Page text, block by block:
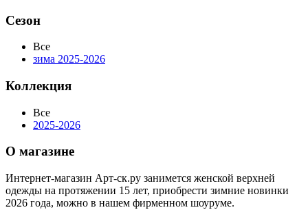
Сезон
Все
зима 2025-2026
Коллекция
Все
2025-2026
О магазине
Интернет-магазин Арт-ск.ру занимется женской верхней
одежды на протяжении 15 лет, приобрести зимние новинки
2026 года, можно в нашем фирменном шоуруме.